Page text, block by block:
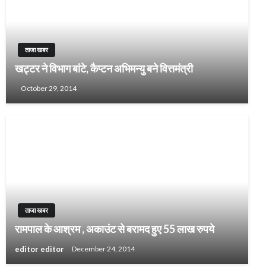
ताजा खबर
खट्टर ने विभाग बांटे, कैप्टन अभिमन्यु बने वित्तमंत्री
October 29, 2014
ताजा खबर
रामपाल के आश्रम , अकाउंट से बरामद हुए 55 लाख रुपये
editor editor December 24, 2014